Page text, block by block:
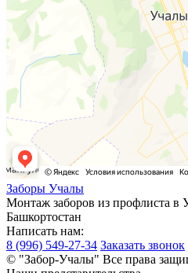
Заборы Учалы
Монтаж заборов из профлиста в
Башкортостан
Написать нам:
8 (996) 549-27-34 Заказать звонок
© "Забор-Учалы" Все права